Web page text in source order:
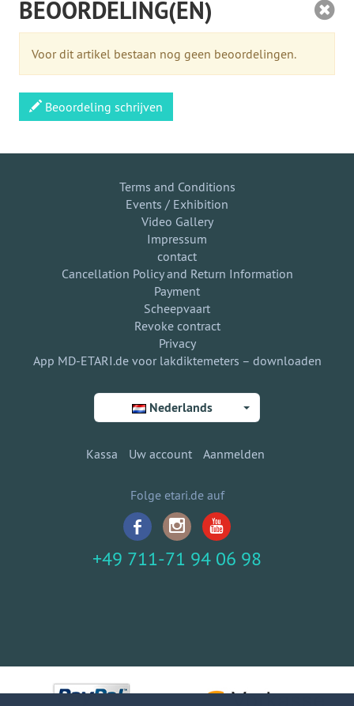
BEOORDELING(EN)
Voor dit artikel bestaan nog geen beoordelingen.
Beoordeling schrijven
Terms and Conditions
Events / Exhibition
Video Gallery
Impressum
contact
Cancellation Policy and Return Information
Payment
Scheepvaart
Revoke contract
Privacy
App MD-ETARI.de voor lakdiktemeters – downloaden
Nederlands
Kassa Uw account Aanmelden
Folge etari.de auf
+49 711-71 94 06 98